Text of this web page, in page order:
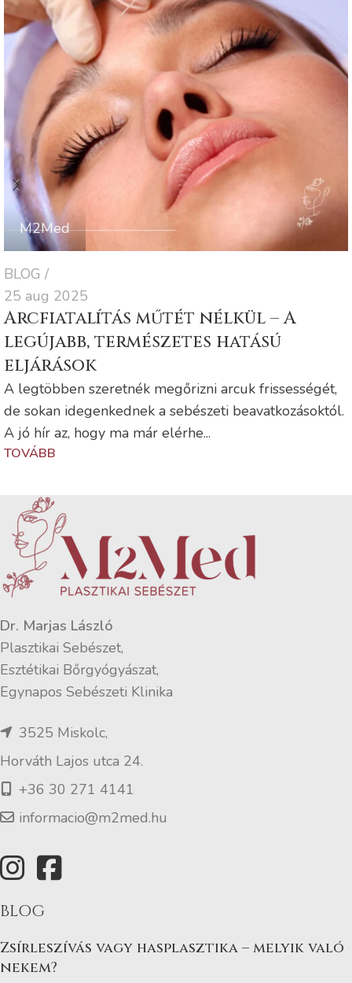
M2Med
BLOG
25 aug 2025
Arcfiatalítás műtét nélkül – A
legújabb, természetes hatású
eljárások
A legtöbben szeretnék megőrizni arcuk frissességét,
de sokan idegenkednek a sebészeti beavatkozásoktól.
A jó hír az, hogy ma már elérhe...
TOVÁBB
Dr. Marjas László
Plasztikai Sebészet,
Esztétikai Bőrgyógyászat,
Egynapos Sebészeti Klinika
3525 Miskolc,
Horváth Lajos utca 24.
+36 30 271 4141
informacio@m2med.hu
BLOG
Zsírleszívás vagy hasplasztika – melyik való
nekem?